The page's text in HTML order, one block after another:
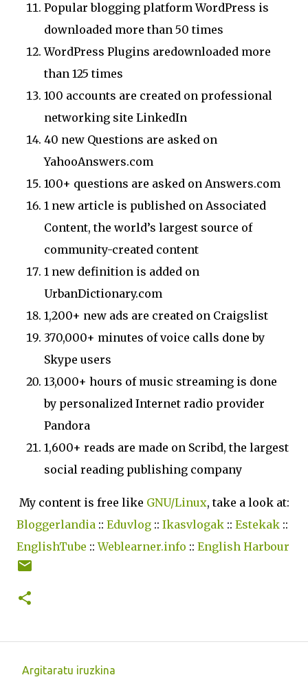
Popular blogging platform WordPress is
downloaded more than 50 times
WordPress Plugins aredownloaded more
than 125 times
100 accounts are created on professional
networking site LinkedIn
40 new Questions are asked on
YahooAnswers.com
100+ questions are asked on Answers.com
1 new article is published on Associated
Content, the world’s largest source of
community-created content
1 new definition is added on
UrbanDictionary.com
1,200+ new ads are created on Craigslist
370,000+ minutes of voice calls done by
Skype users
13,000+ hours of music streaming is done
by personalized Internet radio provider
Pandora
1,600+ reads are made on Scribd, the largest
social reading publishing company
My content is free like GNU/Linux, take a look at:
Bloggerlandia :: Eduvlog :: Ikasvlogak :: Estekak ::
EnglishTube ::Weblearner.info :: English Harbour
Argitaratu iruzkina